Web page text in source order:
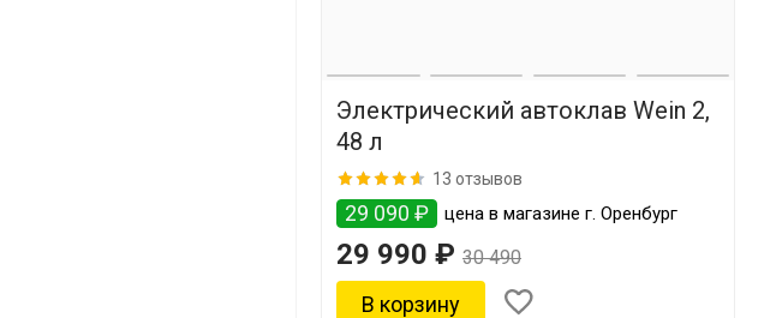
Электрический автоклав Wein 2,
48 л
13 отзывов
29 090 ₽ цена в магазине г. Оренбург
29 990 ₽ 30 490